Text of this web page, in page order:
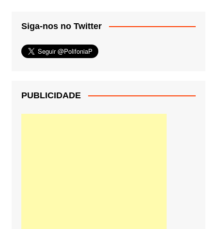
Siga-nos no Twitter
PUBLICIDADE